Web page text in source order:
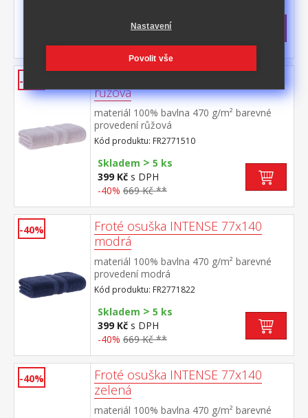
s DPH
-40%
růžová
materiál 100% bavlna 470 g/m² barevné
provedení růžová
Kód produktu: FR2771510
Skladem > 5 ks
399 Kč s DPH
-40% 669 Kč **
-40%
Froté osuška INTENSE 77x140
modrá
materiál 100% bavlna 470 g/m² barevné
provedení modrá
Kód produktu: FR2771822
Skladem > 5 ks
399 Kč s DPH
-40% 669 Kč **
-40%
Froté osuška INTENSE 77x140
zelená
materiál 100% bavlna 470 g/m² barevné
Nastavení
Povolit vše